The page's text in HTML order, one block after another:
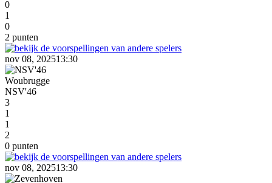
0
1
0
2 punten
nov 08, 202513:30
Woubrugge
NSV'46
3
1
1
2
0 punten
nov 08, 202513:30